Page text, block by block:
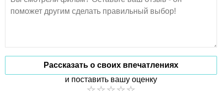
Рассказать о своих впечатлениях
и поставить вашу оценку